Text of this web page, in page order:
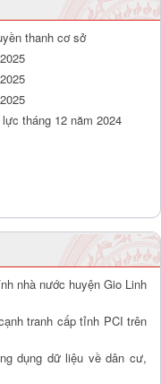
thanh cơ sở
tháng 12 năm 2024
nhà nước huyện Gio Linh
tranh cấp tỉnh PCI trên
dụng dữ liệu về dân cư,